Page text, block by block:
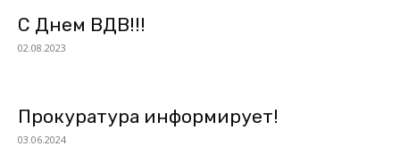
С Днем ВДВ!!!
02.08.2023
Прокуратура информирует!
03.06.2024